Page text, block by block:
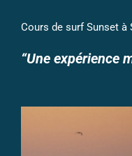
Cours de surf Sunset à
“Une expérience